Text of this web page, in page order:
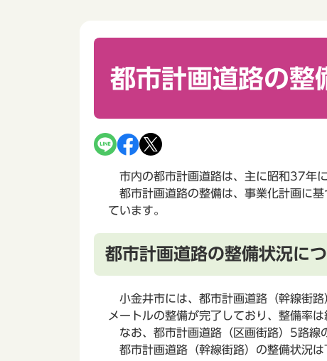
都市計画道路の整
市内の都市計画道路は、主に昭和37年に
都市計画道路の整備は、事業化計画に基
ています。
都市計画道路の整備状況に
小金井市には、都市計画道路（幹線街
メートルの整備が完了しており、整備率
なお、都市計画道路（区画街路）5路線
都市計画道路（幹線街路）の整備状況は